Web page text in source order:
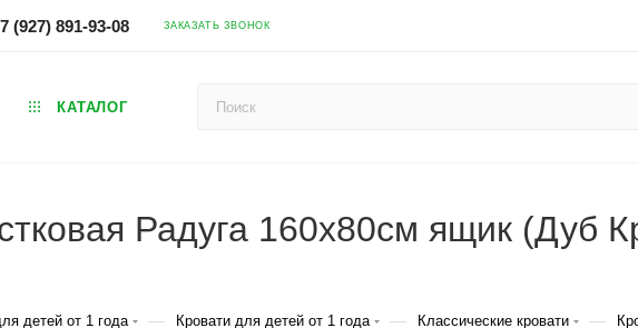
(927) 891-93-08 ЗАКАЗАТЬ ЗВОНОК
КАТАЛОГ
Радуга 160х80см ящик (Дуб
детей от 1 года — Кровати для детей от 1 года — Классические кровати —